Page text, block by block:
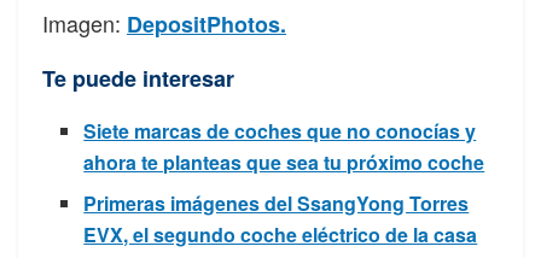
Imagen: DepositPhotos.
Te puede interesar
Siete marcas de coches que no conocías y
ahora te planteas que sea tu próximo coche
Primeras imágenes del SsangYong Torres
EVX, el segundo coche eléctrico de la casa